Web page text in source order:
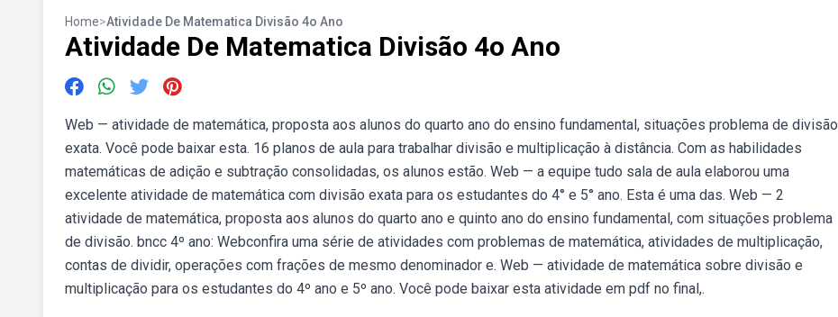
Home>Atividade De Matematica Divisão 4o Ano
Atividade De Matematica Divisão 4o Ano
Web — atividade de matemática, proposta aos alunos do quarto ano do ensino fundamental, situações problema de divisão
exata. Você pode baixar esta. 16 planos de aula para trabalhar divisão e multiplicação à distância. Com as habilidades
matemáticas de adição e subtração consolidadas, os alunos estão. Web — a equipe tudo sala de aula elaborou uma
excelente atividade de matemática com divisão exata para os estudantes do 4° e 5° ano. Esta é uma das. Web — 2
atividade de matemática, proposta aos alunos do quarto ano e quinto ano do ensino fundamental, com situações problema
de divisão. bncc 4º ano: Webconfira uma série de atividades com problemas de matemática, atividades de multiplicação,
contas de dividir, operações com frações de mesmo denominador e. Web — atividade de matemática sobre divisão e
multiplicação para os estudantes do 4º ano e 5º ano. Você pode baixar esta atividade em pdf no final,.